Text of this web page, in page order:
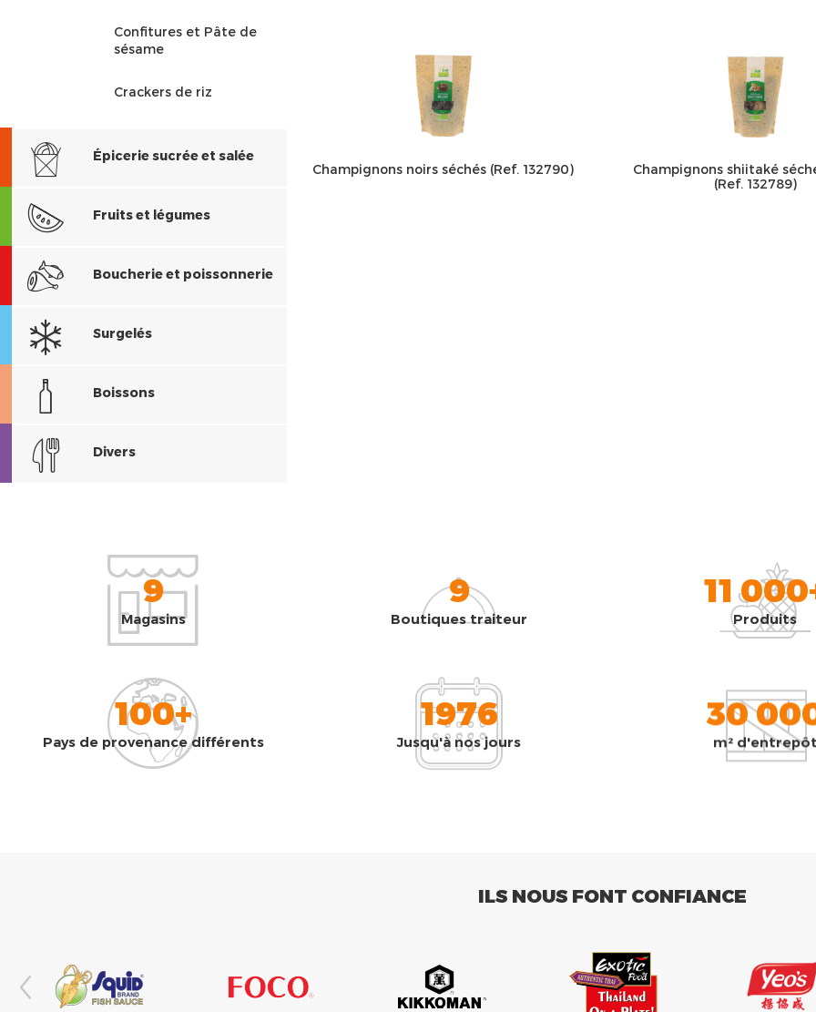
Confitures et Pâte de
sésame
Crackers de riz
Épicerie sucrée et salée
Fruits et légumes
Boucherie et poissonnerie
Surgelés
Boissons
Divers
Champignons noirs séchés (Ref. 132790)
Champignons shiitaké
(Ref. 132789)
9
Magasins
9
Boutiques traiteur
11
Produits
100+
Pays de provenance différents
1976
Jusqu'à nos jours
30
m² d'entrepôt
ILS NOUS FONT CONFIANCE